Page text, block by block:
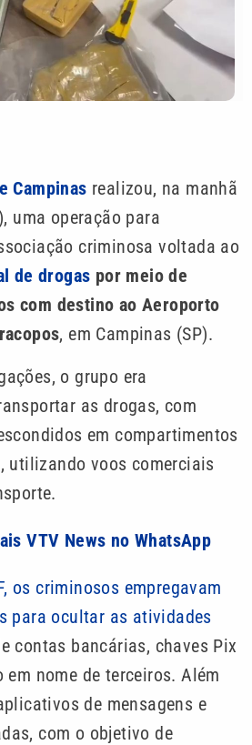
Campinas realizou, na manhã
uma operação para
criminosa voltada ao
de drogas por meio de
com destino ao Aeroporto
, em Campinas (SP).
o grupo era
as drogas, com
em compartimentos
utilizando voos comerciais
VTV News no WhatsApp
os criminosos empregavam
para ocultar as atividades
contas bancárias, chaves Pix
em nome de terceiros. Além
de mensagens e
com o objetivo de